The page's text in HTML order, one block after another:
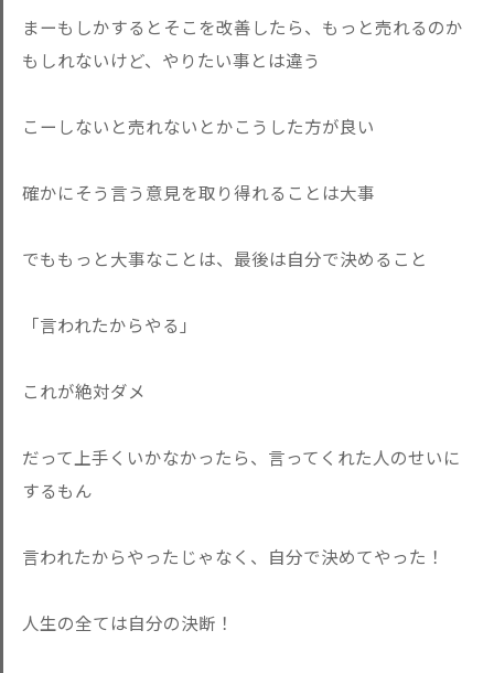
まーもしかするとそこを改善したら、もっと売れるのか
もしれないけど、やりたい事とは違う
こーしないと売れないとかこうした方が良い
確かにそう言う意見を取り得れることは大事
でももっと大事なことは、最後は自分で決めること
「言われたからやる」
これが絶対ダメ
だって上手くいかなかったら、言ってくれた人のせいに
するもん
言われたからやったじゃなく、自分で決めてやった！
人生の全ては自分の決断！